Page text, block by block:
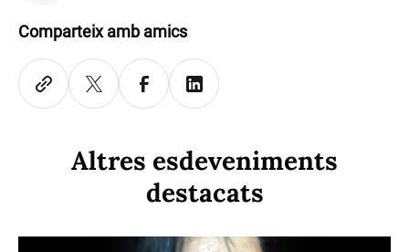
Comparteix amb amics
Altres esdeveniments
destacats